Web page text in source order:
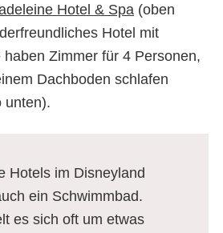
Hotel & Spa (oben
Hotel mit
Zimmer für 4 Personen,
Dachboden schlafen
unten).
Hotels im Disneyland
ein Schwimmbad.
es sich oft um etwas